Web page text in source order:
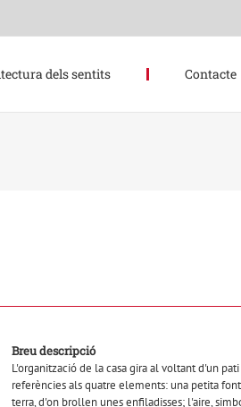
dels sentits Contacte
Breu descripció
L'organització de la casa gira al voltant d'un
referències als quatre elements: una petita
terra, d'on brollen unes enfiladisses; l'aire,